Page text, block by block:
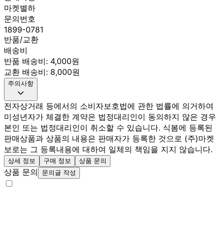
마켓별하
문의번호
1899-0781
반품/교환
배송비
반품 배송비: 4,000원
교환 배송비: 8,000원
주의사항
전자상거래 등에서의 소비자보호법에 관한 법률에 의거하여
미성년자가 체결한 계약은 법정대리인이 동의하지 않은 경우
본인 또는 법정대리인이 취소할 수 있습니다. 식봄에 등록된
판매상품과 상품의 내용은 판매자가 등록한 것으로 (주)마켓
보로는 그 등록내용에 대하여 일체의 책임을 지지 않습니다.
상세 정보 구매 정보 상품 문의
상품 문의 문의글 작성